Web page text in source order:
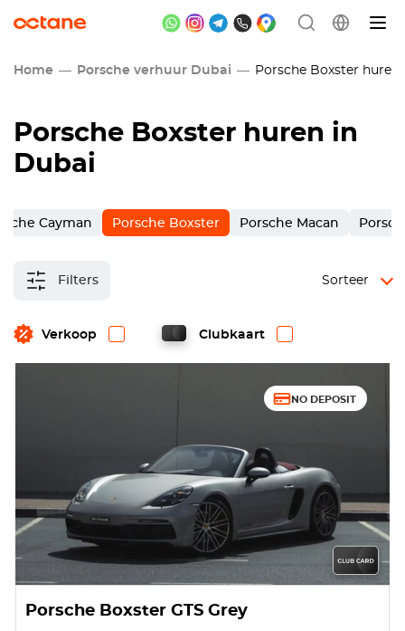
Home Porsche verhuur Dubai Porsche Boxster huren
Porsche Boxster huren in
Dubai
Cayman Porsche Boxster Porsche Macan
Filters
Verkoop Clubkaart
Sorteer
NO DEPOSIT
Porsche Boxster GTS Grey